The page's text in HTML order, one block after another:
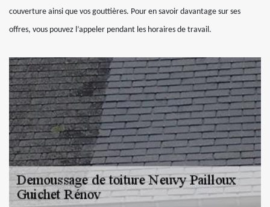
couverture ainsi que vos gouttières. Pour en savoir davantage sur ses
offres, vous pouvez l’appeler pendant les horaires de travail.